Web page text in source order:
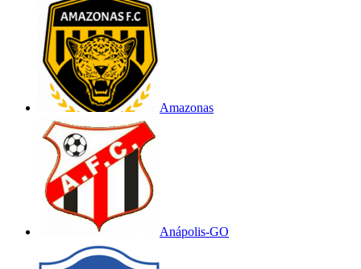
Amazonas
Anápolis-GO